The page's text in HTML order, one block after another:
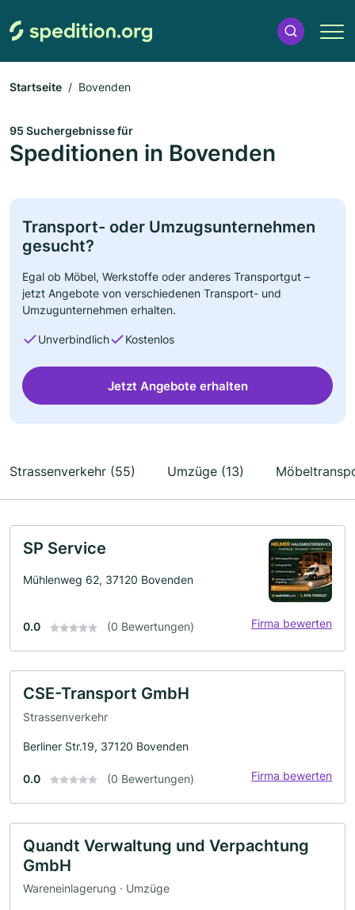
Startseite Bovenden
95 Suchergebnisse für
Speditionen in Bovenden
Transport- oder Umzugsunternehmen
gesucht?
Egal ob Möbel, Werkstoffe oder anderes Transportgut –
jetzt Angebote von verschiedenen Transport- und
Umzugunternehmen erhalten.
Unverbindlich Kostenlos
Jetzt Angebote erhalten
Strassenverkehr (55) Umzüge (13)
SP Service
Mühlenweg 62, 37120 Bovenden
0.0 (0 Bewertungen) Firma bewerten
CSE-Transport GmbH
Strassenverkehr
Berliner Str.19, 37120 Bovenden
0.0 (0 Bewertungen) Firma bewerten
Quandt Verwaltung und Verpachtung
GmbH
Wareneinlagerung · Umzüge